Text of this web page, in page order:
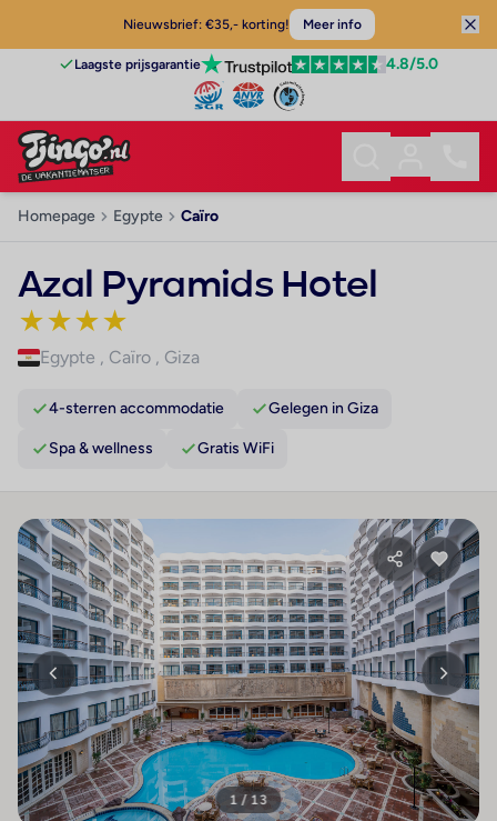
Nieuwsbrief: €35,- korting! Meer info
Laagste prijsgarantie 4.8/5.0
Homepage Egypte Caïro
Azal Pyramids Hotel
★★★★
Egypte , Caïro , Giza
4-sterren accommodatie Gelegen in Giza
Spa & wellness Gratis WiFi
1 / 13